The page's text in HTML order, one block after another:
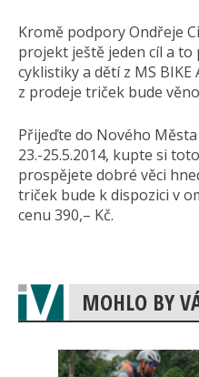
Kromě podpory Ondřeje
projekt ještě jeden cíl a
cyklistiky a dětí z MS BIKE
z prodeje triček bude
Přijeďte do Nového
23.-25.5.2014, kupte si
prospějete dobré věci
triček bude k dispozici v
cenu 390,– Kč.
MOHLO BY